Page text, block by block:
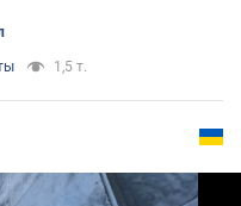
1,5 т.